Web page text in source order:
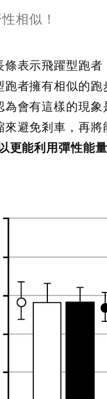
相似！
表示飛躍型跑
者擁有相似的
會有這樣的現象
避免剎車，再
更能利用彈性能量